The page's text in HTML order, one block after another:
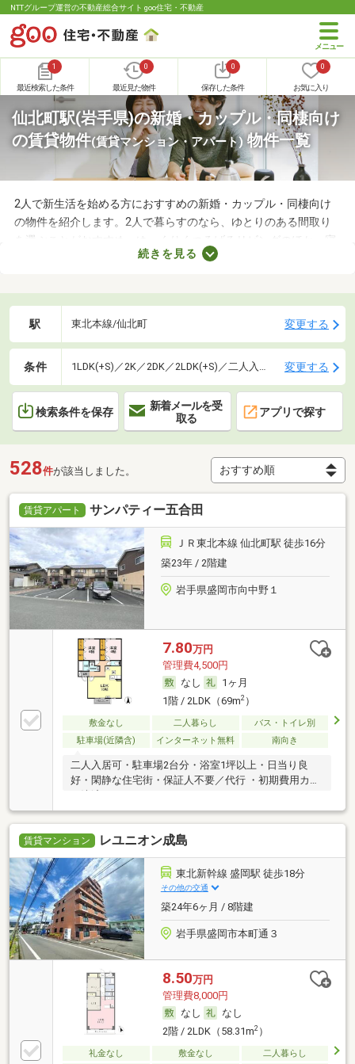
NTTグループ運営の不動産総合サイト goo住宅・不動産
1
最近検索した条件
0
最近見た物件
0
保存した条件
0
お気に入り
仙北町駅(岩手県)の新婚・カップル・同棲向け
の賃貸物件(賃貸マンション・アパート)物件一覧
2人で新生活を始める方におすすめの新婚・カップル・同棲向け
の物件を紹介します。2人で暮らすのなら、ゆとりのある間取り
を選ぶことがおすすめ。ゆっくりくつろげるリビングのほか、寝
室や収納スペースを確保できる物件を選べば、長く快適に暮らせ
てチェックしてみてくださいね。
続きを見る
駅 東北本線/仙北町 変更する
条件 1LDK(+S)／2K／2DK／2LDK(+S)／二人入居可 変更する
検索条件を保存
新着メールを受
取る
アプリで探す
528件が該当しました。
賃貸アパート サンパティー五合田
ＪＲ東北本線 仙北町駅 徒歩16分
築23年 / 2階建
岩手県盛岡市向中野１
7.80万円
管理費4,500円
なし
1ヶ月
1階 / 2LDK（69m2）
敷金なし 二人暮らし
バス・トイレ別
駐車場(近隣含)
インターネット無料 南向き
二人入居可・駐車場2台分・浴室1坪以上・日当り良
好・閑静な住宅街・保証人不要／代行 ・初期費用カー
賃貸マンション レユニオン成島
東北新幹線 盛岡駅 徒歩18分
その他の交通
築24年6ヶ月 / 8階建
岩手県盛岡市本町通３
8.50万円
管理費8,000円
なし
なし
2階 / 2LDK（58.31m2）
礼金なし 敷金なし
二人暮らし